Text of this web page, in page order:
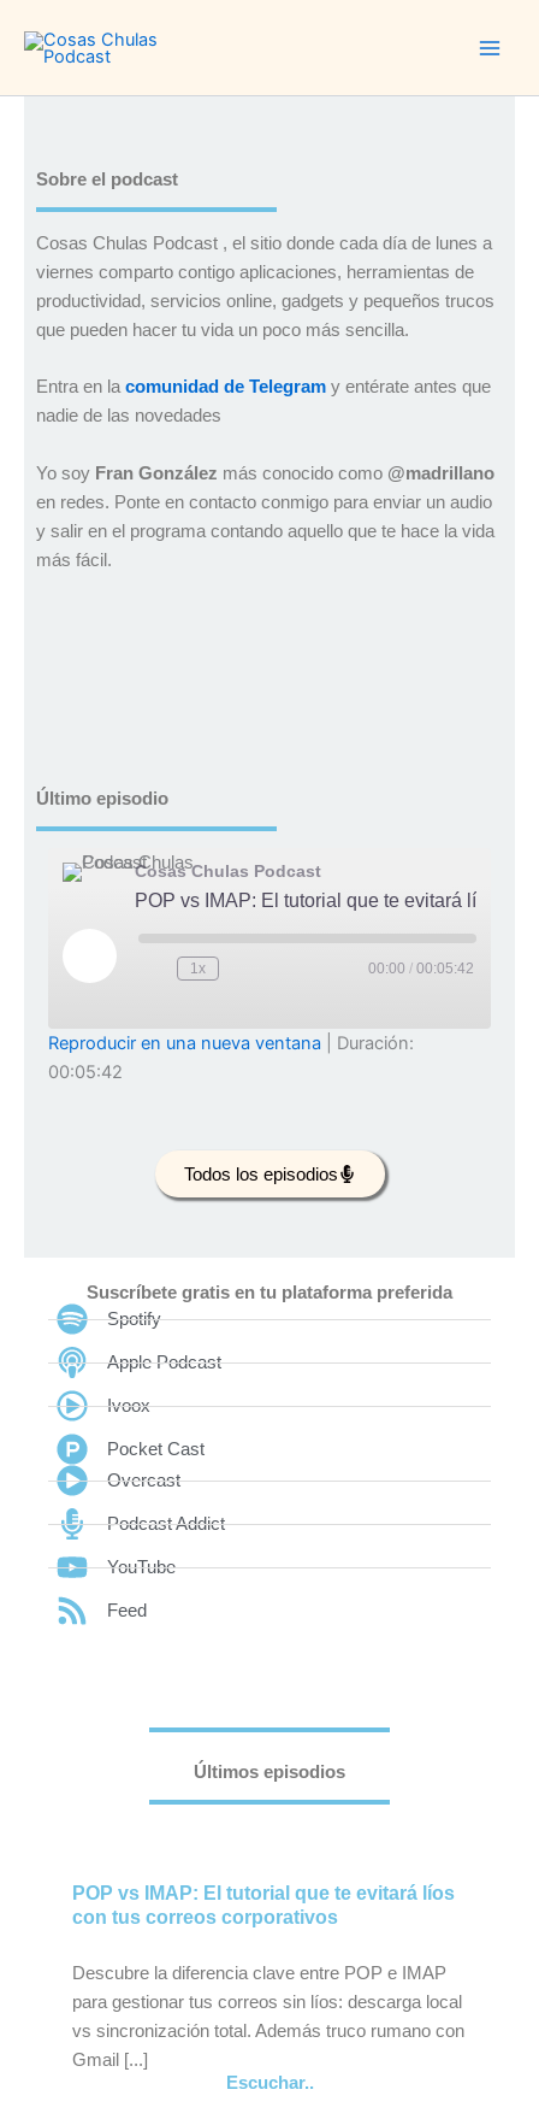
contenido
Sobre el podcast
Cosas Chulas Podcast , el sitio donde cada día de lunes a
viernes comparto contigo aplicaciones, herramientas de
productividad, servicios online, gadgets y pequeños trucos
que pueden hacer tu vida un poco más sencilla.
Entra en lacomunidad de Telegram y entérate antes que
nadie de las novedades
Yo soy Fran González más conocido como @madrillano
en redes. Ponte en contacto conmigo para enviar un audio
y salir en el programa contando aquello que te hace la vida
más fácil.
Último episodio
Cosas Chulas Podcast
Reproducir
1x 00:00 / 00:05:42
Reproducir en una nueva ventana
Duración:
00:05:42
Todos los episodios
Suscríbete gratis en tu plataforma preferida
Spotify
Apple Podcast
Ivoox
Pocket Cast
Overcast
Podcast Addict
YouTube
Feed
Últimos episodios
POP vs IMAP: El tutorial que te evitará líos
con tus correos corporativos
Descubre la diferencia clave entre POP e IMAP
para gestionar tus correos sin líos: descarga local
vs sincronización total. Además truco rumano con
Gmail [...]
Escuchar..